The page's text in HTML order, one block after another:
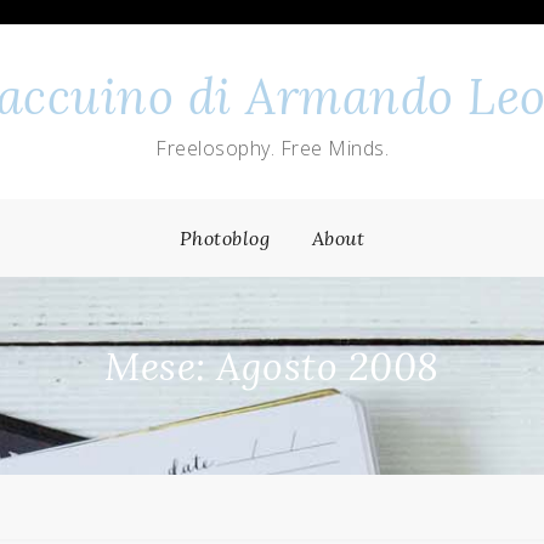
di Armando
Freelosophy. Free Minds.
Photoblog About
Mese: Agosto 2008